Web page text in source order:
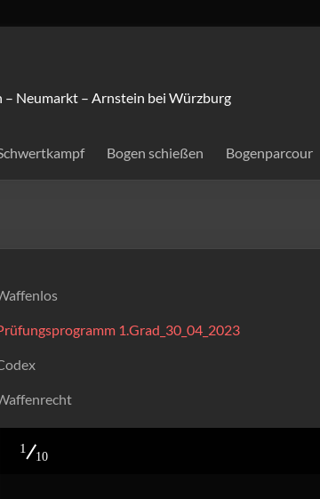
Neumarkt – Arnstein bei Würzburg
Bogen schießen Bogenparcour
1.Grad_30_04_2023
1
10